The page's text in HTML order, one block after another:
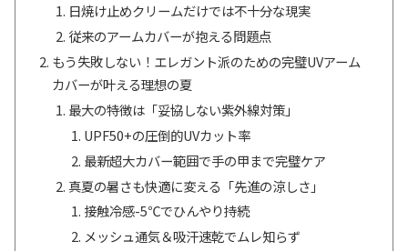
日焼け止めクリームだけでは不十分な現実
従来のアームカバーが抱える問題点
もう失敗しない！エレガント派のための完璧UVアーム
カバーが叶える理想の夏
最大の特徴は「妥協しない紫外線対策」
UPF50+の圧倒的UVカット率
最新超大カバー範囲で手の甲まで完璧ケア
真夏の暑さも快適に変える「先進の涼しさ」
接触冷感-5℃でひんやり持続
メッシュ通気＆吸汗速乾でムレ知らず